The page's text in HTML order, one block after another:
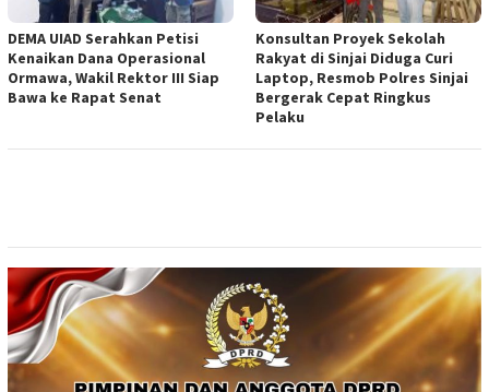
DEMA UIAD Serahkan Petisi
Kenaikan Dana Operasional
Ormawa, Wakil Rektor III Siap
Bawa ke Rapat Senat
Konsultan Proyek Sekolah
Rakyat di Sinjai Diduga Curi
Laptop, Resmob Polres Sinjai
Bergerak Cepat Ringkus
Pelaku